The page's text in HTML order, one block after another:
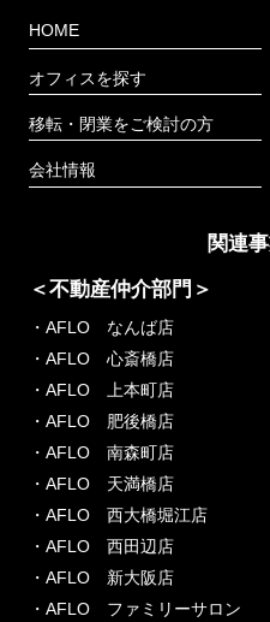
HOME
オフィスを探す
移転・閉業をご検討の方
会社情報
関連
＜不動産仲介部門＞
・AFLO なんば店
・AFLO 心斎橋店
・AFLO 上本町店
・AFLO 肥後橋店
・AFLO 南森町店
・AFLO 天満橋店
・AFLO 西大橋堀江店
・AFLO 西田辺店
・AFLO 新大阪店
・AFLO ファミリーサロン